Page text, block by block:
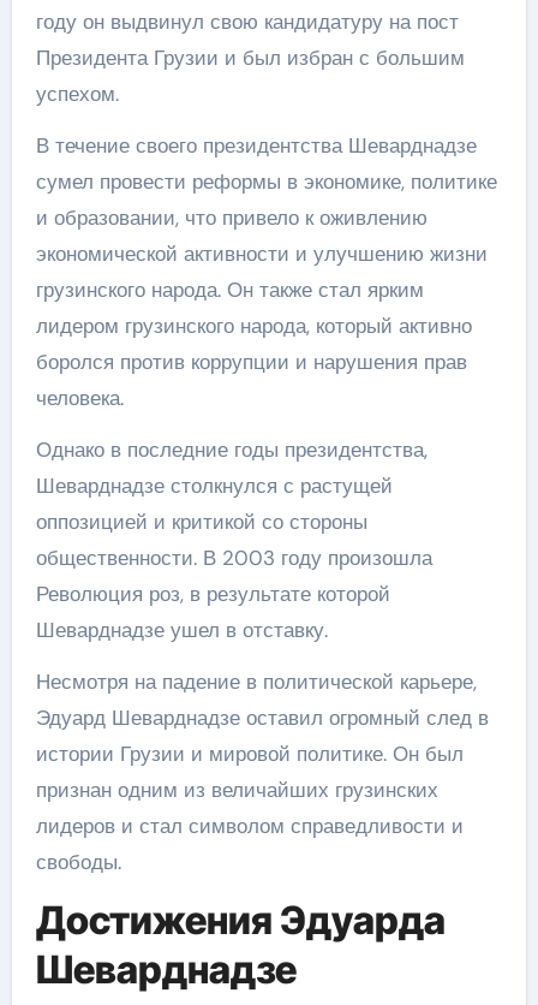
году он выдвинул свою кандидатуру на пост
Президента Грузии и был избран с большим
успехом.
В течение своего президентства Шеварднадзе
сумел провести реформы в экономике, политике
и образовании, что привело к оживлению
экономической активности и улучшению жизни
грузинского народа. Он также стал ярким
лидером грузинского народа, который активно
боролся против коррупции и нарушения прав
человека.
Однако в последние годы президентства,
Шеварднадзе столкнулся с растущей
оппозицией и критикой со стороны
общественности. В 2003 году произошла
Революция роз, в результате которой
Шеварднадзе ушел в отставку.
Несмотря на падение в политической карьере,
Эдуард Шеварднадзе оставил огромный след в
истории Грузии и мировой политике. Он был
признан одним из величайших грузинских
лидеров и стал символом справедливости и
свободы.
Достижения Эдуарда
Шеварднадзе